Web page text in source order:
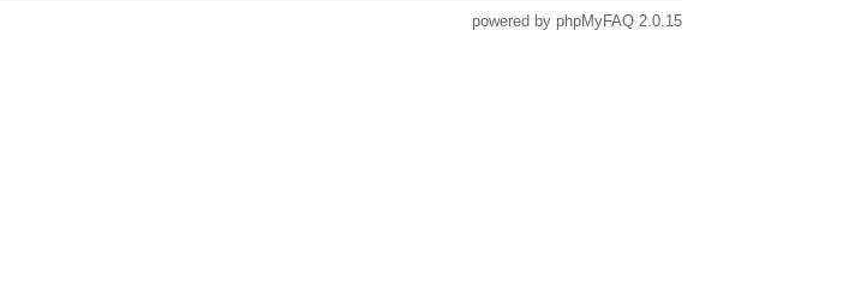
powered by phpMyFAQ 2.0.15